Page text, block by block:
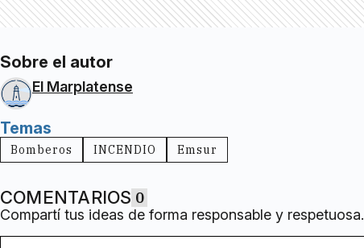
Sobre el autor
El Marplatense
Temas
Bomberos INCENDIO Emsur
COMENTARIOS 0
Compartí tus ideas de forma responsable y respetuosa.